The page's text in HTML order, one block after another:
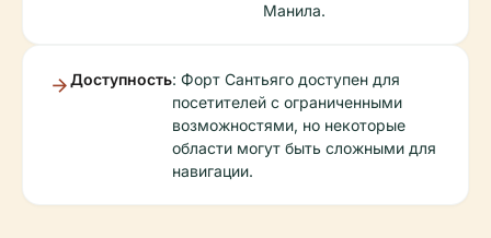
Манила.
Доступность: Форт Сантьяго доступен для
посетителей с ограниченными
возможностями, но некоторые
области могут быть сложными для
навигации.